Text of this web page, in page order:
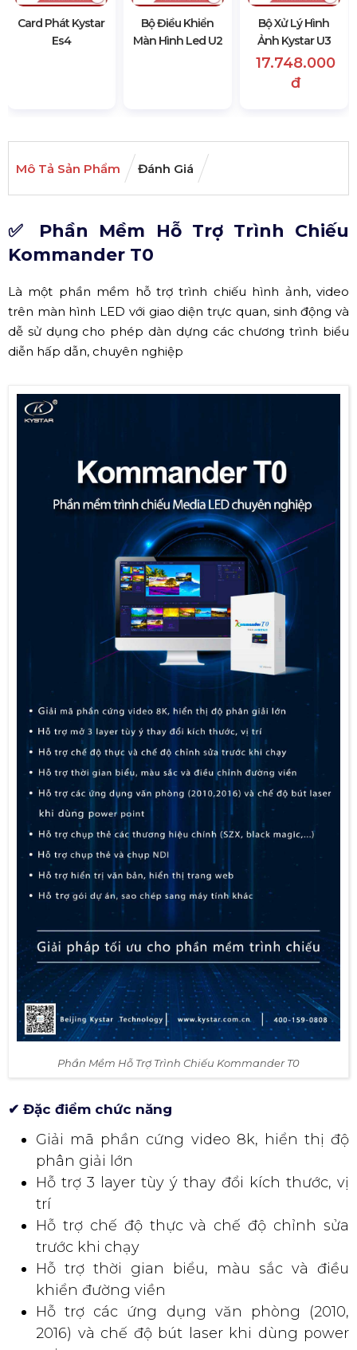
Card Phát Kystar
Es4
Bộ Điều Khiển
Màn Hình Led U2
Bộ Xử Lý Hình
Ảnh Kystar U3
17.748.000
đ
Mô Tả Sản Phẩm Đánh Giá
✅ Phần Mềm Hỗ Trợ Trình Chiếu
Kommander T0
Là một phần mềm hỗ trợ trình chiếu hình ảnh, video
trên màn hình LED với giao diện trực quan, sinh động và
dễ sử dụng cho phép dàn dựng các chương trình biểu
diễn hấp dẫn, chuyên nghiệp
Phần Mềm Hỗ Trợ Trình Chiếu Kommander T0
✔ Đặc điểm chức năng
Giải mã phần cứng video 8k, hiển thị độ
phân giải lớn
Hỗ trợ 3 layer tùy ý thay đổi kích thước, vị
trí
Hỗ trợ chế độ thực và chế độ chỉnh sửa
trước khi chạy
Hỗ trợ thời gian biểu, màu sắc và điều
khiển đường viền
Hỗ trợ các ứng dụng văn phòng (2010,
2016) và chế độ bút laser khi dùng power